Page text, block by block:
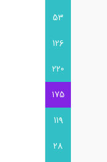
53
126
220
175
119
28